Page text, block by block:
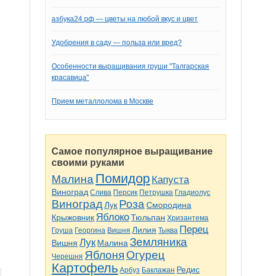
азбука24.рф — цветы на любой вкус и цвет
Удобрения в саду — польза или вред?
Особенности выращивания груши "Талгарская
красавица"
Прием металлолома в Москве
Самое популярное выращивание
своими руками
Малина Помидор Капуста
Виноград Слива Персик Петрушка Гладиолус
Виноград Лук Роза Смородина
Крыжовник Яблоко Тюльпан Хризантема
Груша Георгина Вишня Лилия Тыква Перец
Вишня Лук Малина Земляника
Черешня Яблоня Огурец
Картофель Арбуз Баклажан Редис